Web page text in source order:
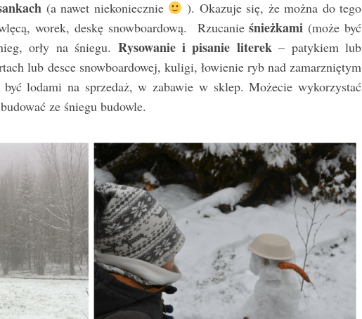
(a nawet niekoniecznie
). Okazuje się, że można do tego
worek, deskę snowboardową. Rzucanieśnieżkami (może być
orły na śniegu. Rysowanie i pisanie literek– patykiem lub
lub desce snowboardowej, kuligi, łowienie ryb nad zamarzniętym
lodami na sprzedaż, w zabawie w sklep. Możecie wykorzystać
ze śniegu budowle.